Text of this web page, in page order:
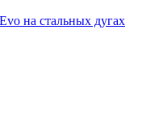
на стальных дугах